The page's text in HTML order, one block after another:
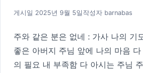
게시일 2025년 9월 5일 2025년 11월 17일
작성자 barnabas
주와 같은 분은 없네 : 가사 나의 기
좋은 아버지 주님 앞에 나의 마음
의 필요 내 부족함 다 아시는 주님